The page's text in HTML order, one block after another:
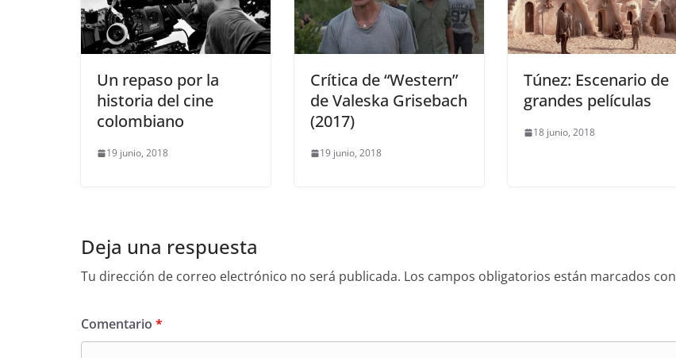
Un repaso por la
historia del cine
colombiano
19 junio, 2018
Crítica de “Western”
de Valeska Grisebach
(2017)
19 junio, 2018
Túnez: Escenario de
grandes películas
18 junio, 2018
Deja una respuesta
Tu dirección de correo electrónico no será publicada. Los campos obligatorios están marcados con
Comentario *